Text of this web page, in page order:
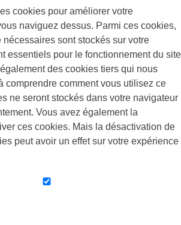
cookies pour améliorer votre
naviguez dessus. Parmi ces cookies,
sont stockés sur votre
essentiels pour le fonctionnement du site
des cookies tiers qui nous
comprendre comment vous utilisez ce
ne seront stockés dans votre navigateur
Vous avez également la
ces cookies. Mais la désactivation de
peut avoir un effet sur votre expérience